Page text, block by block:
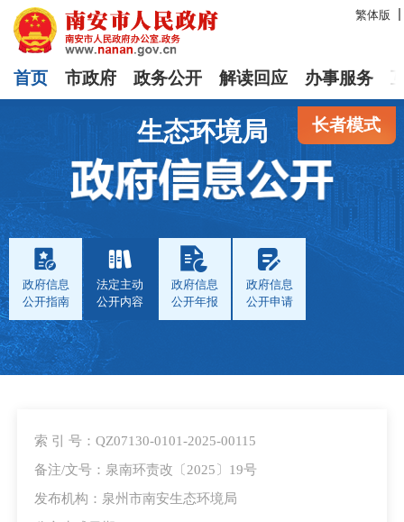
繁体版
首页 市政府 政务公开 解读回应 办事服务
长者模式
生态环境局
政府信息
公开指南
法定主动
公开内容
政府信息
公开年报
政府信息
公开申请
索 引 号：QZ07130-0101-2025-00115
备注/文号：泉南环责改〔2025〕19号
发布机构：泉州市南安生态环境局